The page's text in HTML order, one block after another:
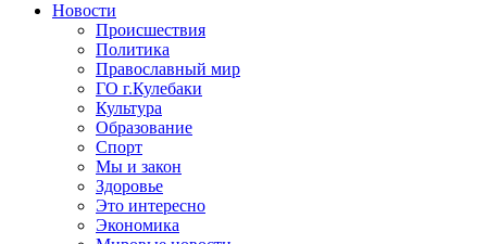
Новости
Происшествия
Политика
Православный мир
ГО г.Кулебаки
Культура
Образование
Спорт
Мы и закон
Здоровье
Это интересно
Экономика